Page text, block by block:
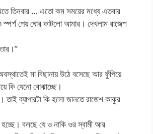
তিনবার … এতো কম সময়ের মধ্যে এতবার
স্পর্শ পেয় ঘোর কাটলো আমার। দেখলাম রাজেশ
মা বিছানায় উঠে বসেছে আর ফুঁপিয়ে
কি যেনো বোঝাচ্ছে।
তাই ব্যাপারটা কি হলো জানতে রাজেশ কাকুর
বলছে যে ও নাকি ওর স্বামী আর